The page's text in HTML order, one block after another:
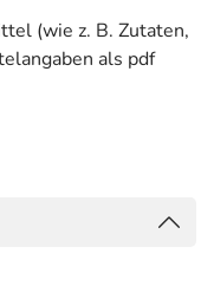
(wie z. B. Zutaten,
als pdf